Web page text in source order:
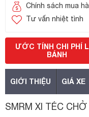
Chính sách mua
Tư vấn nhiệt tình
ƯỚC TÍNH CHI PHÍ
BÁNH
GIỚI THIỆU GIÁ XE
SMRM XI TÉC